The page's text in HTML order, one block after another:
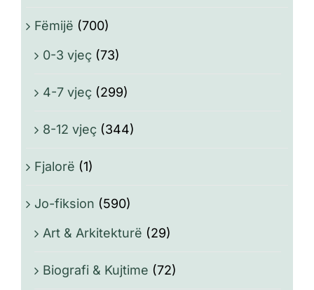
Fëmijë (700)
0-3 vjeç (73)
4-7 vjeç (299)
8-12 vjeç (344)
Fjalorë (1)
Jo-fiksion (590)
Art & Arkitekturë (29)
Biografi & Kujtime (72)